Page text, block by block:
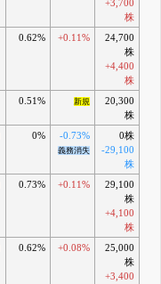
+3,700
株
0.62% +0.11%
24,700
株
+4,400
株
0.51% 新規
20,300
株
0% -0.73%
義務消失
0株
-29,100
株
0.73% +0.11%
29,100
株
+4,100
株
0.62% +0.08%
25,000
株
+3,400